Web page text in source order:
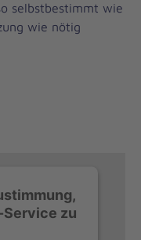
selbstbestimmt wie
wie nötig
Service zu